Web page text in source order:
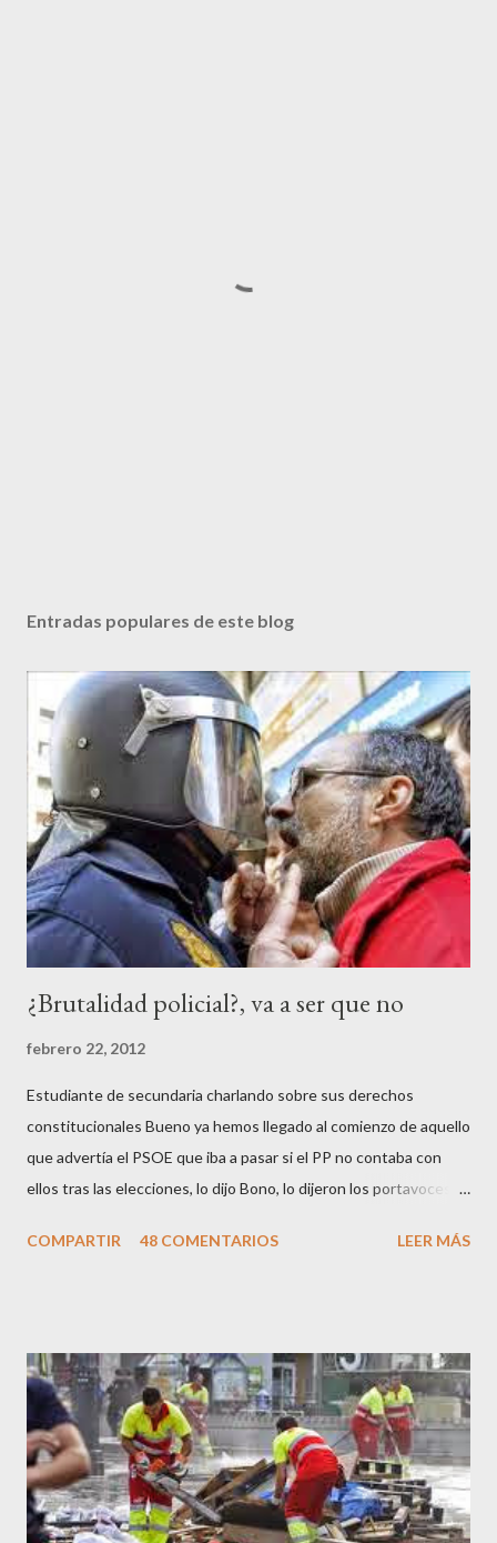
Entradas populares de este blog
¿Brutalidad policial?, va a ser que no
febrero 22, 2012
Estudiante de secundaria charlando sobre sus derechos
constitucionales Bueno ya hemos llegado al comienzo de aquello
que advertía el PSOE que iba a pasar si el PP no contaba con
ellos tras las elecciones, lo dijo Bono, lo dijeron los portavoces
los okupas, los red skins, los sharps o los anarcos porque a estos
caballeretes salieran en Valencia a la calle, dispuestos a hacer lo
que les viniera en gana, manifestarse sin la autorización
pertinente, cortar el tráfico de las calles más céntricas, volcar los
contenedores de vidrio para tener botellas a mano para agredir a
los agentes, incendiar contenedores, apedrear a la policía,
agredirla, morderla, para que toda la pijo progresía del país, todos
COMPARTIR 48 COMENTARIOS LEER MÁS